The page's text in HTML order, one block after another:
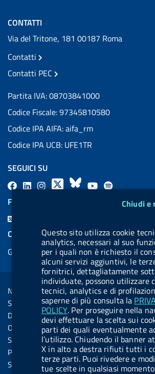
Chiudi
Questo sito utilizza cookie
analytics, necessari al suo
per i quali non è richiesto il
alcuni servizi aggiuntivi, le
fornitrici, dettagliatamente
individuate, possono utilizzare
tecnici, analytics e di
saperne di più consulta la
POLICY. Per proseguire nella
devi effettuare la scelta sui
parti dei quali eventualmente
l’utilizzo. Chiudendo il banner
X in alto a destra rifiuti tutti i
terze parti. Puoi rivedere e
tue scelte in qualsiasi
CONTATTI
Via del Tritone, 181 00187 Roma
Contatti
Contatti PEC
Partita IVA: 08703841000
Codice Fiscale: 97345810580
Codice IPA AIFA: aifa_rm
Codice IPA UCB: UFE1TR
SEGUICI SU
F
L
l
.
b
u
t
t
o
n
.
i
X
B
s
k
y
Y
u
b
e
l
l
.
b
u
t
t
o
n
.
s
FEED RSS
COOKIES
Gestione cookie
Sezione Link Utili
Note legali
Social Media Policy
Dichiarazione di accessibilità
Obiettivi di accessibilità
Statistiche sito
Privacy
Servizi Online